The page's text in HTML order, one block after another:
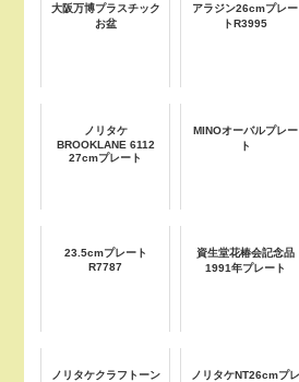
大阪万博プラスチック
お盆
アラジン26cmプレー
トR3995
ノリタケ
BROOKLANE 6112
27cmプレート
MINOオーバルプレー
ト
23.5cmプレート
R7787
資生堂花椿会記念品
1991年プレート
ノリタケクラフトーン
ノリタケNT26cmプレ